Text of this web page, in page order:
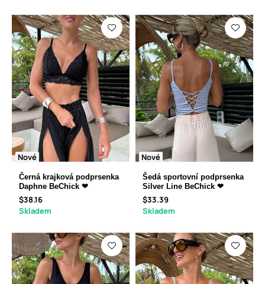
Nové
Černá krajková podprsenka
Daphne BeChick ❤
$38.16
Skladem
Nové
Šedá sportovní podprsenka
Silver Line BeChick ❤
$33.39
Skladem